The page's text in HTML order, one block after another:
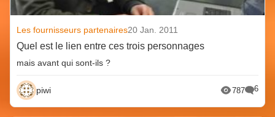
Les fournisseurs partenaires20 Jan. 2011
Quel est le lien entre ces trois personnages
mais avant qui sont-ils ?
piwi 787 6